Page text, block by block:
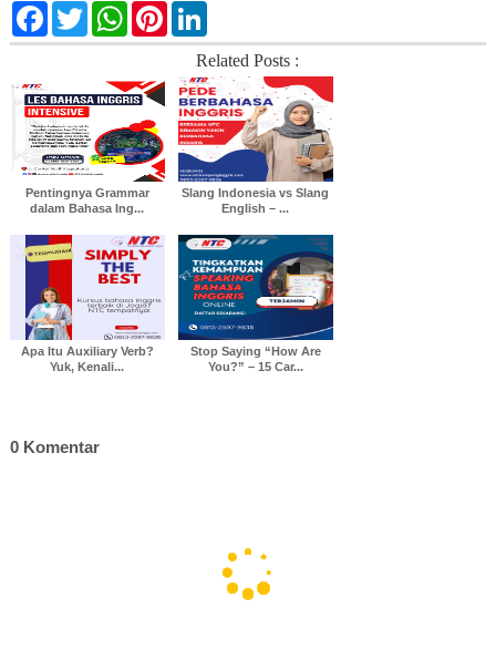
F
c
o
o
k
T
w
i
e
r
W
a
s
A
p
P
n
L
n
k
e
d
I
n
Related Posts :
Pentingnya Grammar
dalam Bahasa Ing...
Slang Indonesia vs Slang
English – ...
Apa Itu Auxiliary Verb?
Yuk, Kenali...
Stop Saying “How Are
You?” – 15 Car...
0 Komentar